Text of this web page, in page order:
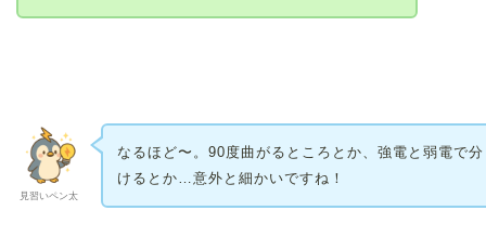
見習いペン太
なるほど〜。90度曲がるところとか、強電と弱電で分
けるとか…意外と細かいですね！